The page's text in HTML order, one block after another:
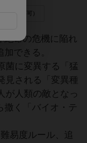
（単体不可）
絶命の危機に陥れ
できる。
菌に変異する「猛
見される「変異種
が人類の敵となっ
撒く「バイオ・テ
易度ルール、追